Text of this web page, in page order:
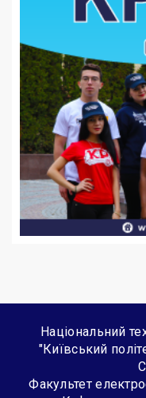
Національний
"Київський
Факультет